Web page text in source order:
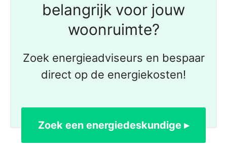
belangrijk voor jouw
woonruimte?
Zoek energieadviseurs en bespaar
direct op de energiekosten!
Zoek een energiedeskundige ▸